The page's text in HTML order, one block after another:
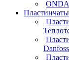
ONDA
Danfoss